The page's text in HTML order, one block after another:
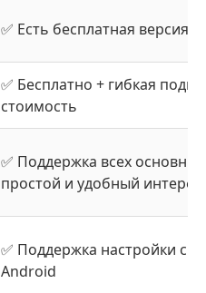
✅ Есть бесплатная версия,
✅ Бесплатно + гибкая
стоимость
✅ Поддержка всех
простой и удобный
✅ Поддержка настройки
Android